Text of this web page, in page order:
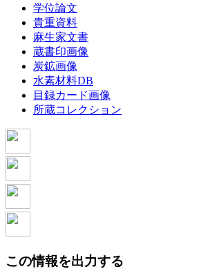
学位論文
貴重資料
麻生家文書
蔵書印画像
炭鉱画像
水素材料DB
目録カード画像
所蔵コレクション
この情報を出力する